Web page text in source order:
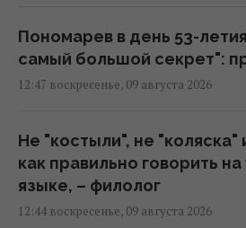
Пономарев в день 53-
самый большой секрет":
12:47 воскресенье, 09 августа 2026
Не "костыли", не "коляска"
как правильно говорить
языке, – филолог
12:44 воскресенье, 09 августа 2026